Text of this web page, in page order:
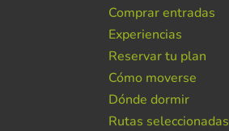
Comprar entradas
Experiencias
Reservar tu plan
Cómo moverse
Dónde dormir
Rutas seleccionadas